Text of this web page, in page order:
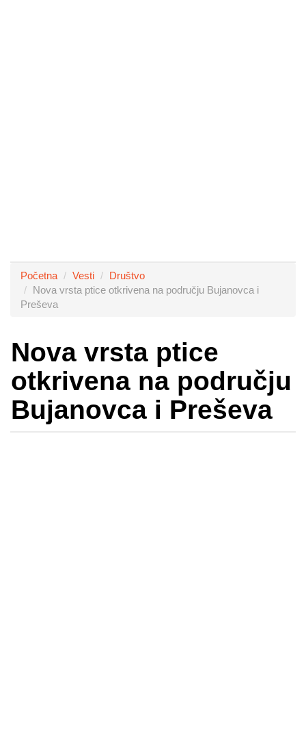
Početna Vesti
Društvo
Nova vrsta ptice otkrivena na području Bujanovca i
Preševa
Nova vrsta ptice
otkrivena na području
Bujanovca i Preševa